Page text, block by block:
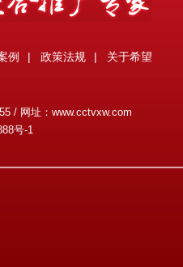
例 | 政策法规 | 关于希望
/ 网址： www.cctvxw.com
号-1